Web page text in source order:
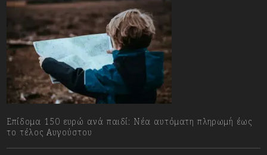
Επίδομα 150 ευρώ ανά παιδί: Νέα αυτόματη πληρωμή έως
το τέλος Αυγούστου